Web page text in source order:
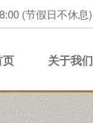
(节假日不休息)
页 关于我们